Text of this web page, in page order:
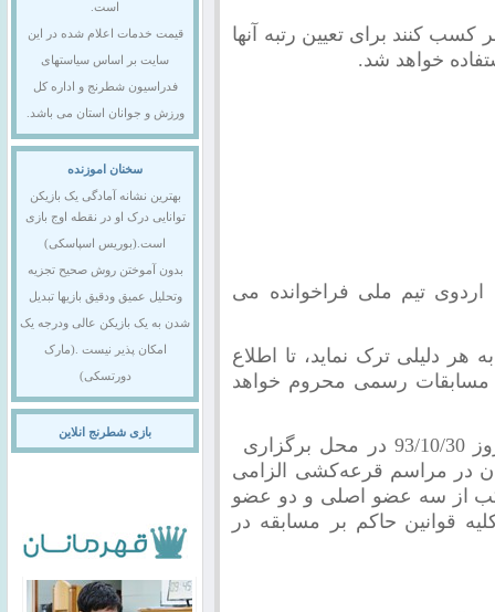
کسب کنند برای تعیین رتبه آنها
خواهد شد.
5 نفر اول به اردوی تیم ملی فراخوانده می
هر دلیلی ترک نماید، تا اطلاع
مسابقات رسمی محروم خواهد
قرعه‌کشی مسابقات در ساعت 15 روز 93/10/30 در محل برگزاری
در مراسم قرعه‌کشی الزامی
از سه عضو اصلی و دو عضو
قوانین حاکم بر مسابقه در
است.
قیمت خدمات اعلام شده در این
سایت بر اساس سیاستهای
فدراسیون شطرنج و اداره کل
ورزش و جوانان استان می باشد.
سخنان اموزنده
بهترین نشانه آمادگی یک بازیکن
توانایی درک او در نقطه اوج بازی
است.(بوریس اسپاسکی)
بدون آموختن روش صحیح تجزیه
وتحلیل عمیق ودقیق بازیها تبدیل
شدن به یک بازیکن عالی ودرجه یک
امکان پذیر نیست .(مارک
دورتسکی)
بازی شطرنج انلاین